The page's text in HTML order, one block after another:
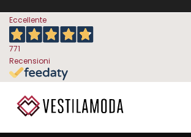
Eccellente
771
Recensioni